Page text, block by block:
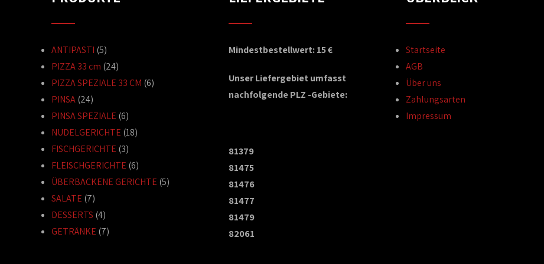
ANTIPASTI (5)
PIZZA 33 cm (24)
PIZZA SPEZIALE 33 CM (6)
PINSA(24)
PINSA SPEZIALE (6)
NUDELGERICHTE (18)
FISCHGERICHTE (3)
FLEISCHGERICHTE (6)
ÜBERBACKENE GERICHTE (5)
SALATE (7)
DESSERTS (4)
GETRÄNKE (7)
Mindestbestellwert: 15 €
Unser Liefergebiet umfasst
nachfolgende PLZ -Gebiete:
81379
81475
81476
81477
81479
82061
Startseite
AGB
Über uns
Zahlungsarten
Impressum